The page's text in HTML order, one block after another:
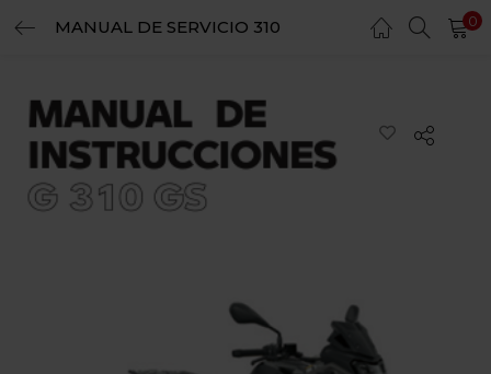
MANUAL DE SERVICIO 310 0
LOGIN REGISTER
Enter your username and password to login.
Remember me
Lost password?